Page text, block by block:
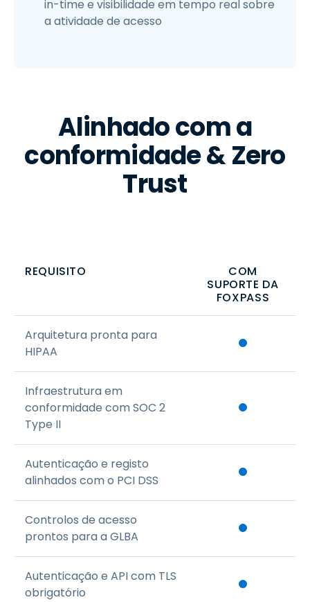
in-time e visibilidade em tempo real sobre
a atividade de acesso
Alinhado com a
conformidade & Zero
Trust
REQUISITO
COM
SUPORTE DA
FOXPASS
Arquitetura pronta para
HIPAA
Infraestrutura em
conformidade com SOC 2
Type II
Autenticação e registo
alinhados com o PCI DSS
Controlos de acesso
prontos para a GLBA
Autenticação e API com TLS
obrigatório